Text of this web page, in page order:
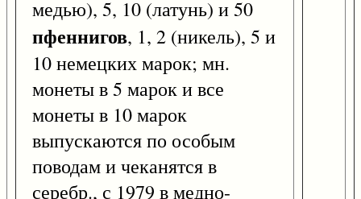
медью), 5, 10 (латунь) и 50
пфеннигов, 1, 2 (никель), 5 и
10 немецких марок; мн.
монеты в 5 марок и все
монеты в 10 марок
выпускаются по особым
поводам и чеканятся в
серебр., с 1979 в медно-